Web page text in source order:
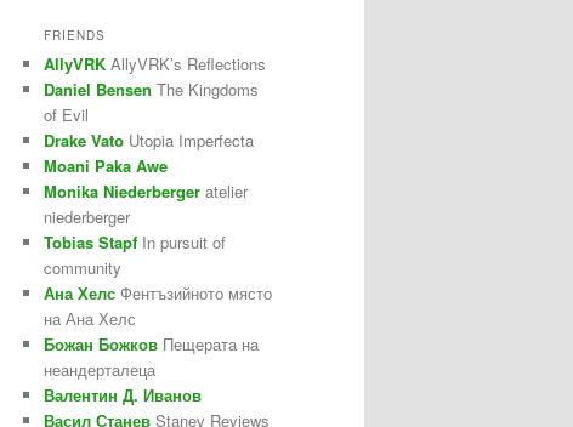
FRIENDS
AllyVRK AllyVRK’s Reflections
Daniel Bensen The Kingdoms
of Evil
Drake Vato Utopia Imperfecta
Moani Paka Awe
Monika Niederberger atelier
niederberger
Tobias Stapf In pursuit of
community
Ана Хелс Фентъзийното място
на Ана Хелс
Божан Божков Пещерата на
неандерталеца
Валентин Д. Иванов
Васил Станев Stanev Reviews